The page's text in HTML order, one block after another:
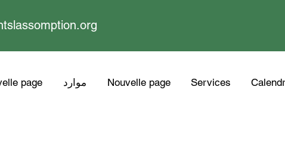
page موارد Nouvelle page Services